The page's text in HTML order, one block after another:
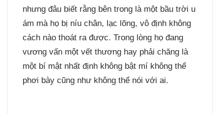
nhưng đâu biết rằng bên trong là một bầu trời u
ám mà họ bị níu chân, lạc lõng, vô định không
cách nào thoát ra được. Trong lòng họ đang
vương vấn một vết thương hay phải chăng là
một bí mật nhất định không bật mí không thể
phơi bày cũng như không thể nói với ai.